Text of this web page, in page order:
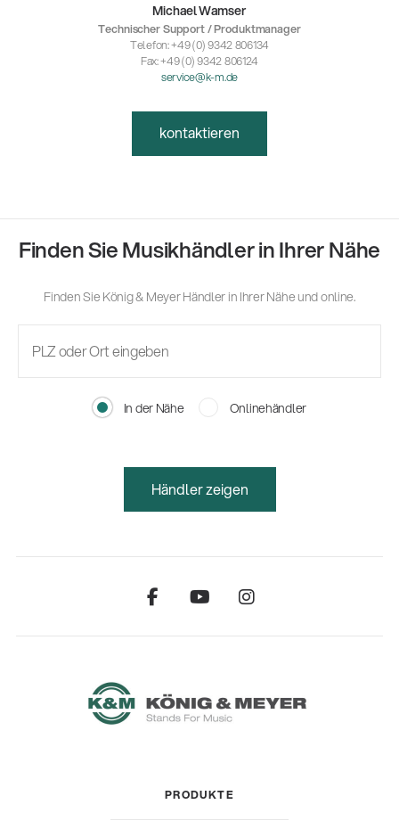
Michael Wamser
Technischer Support / Produktmanager
Telefon: +49 (0) 9342 806134
Fax: +49 (0) 9342 806124
service@k-m.de
kontaktieren
Finden Sie Musikhändler in Ihrer Nähe
Finden Sie König & Meyer Händler in Ihrer Nähe und online.
In der Nähe Onlinehändler
Händler zeigen
PRODUKTE